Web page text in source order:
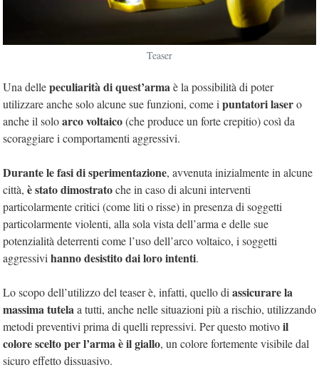
Teaser
Una dellepeculiarità di quest’armaè la possibilità di poter
utilizzare anche solo alcune sue funzioni, come ipuntatori lasero
anche il soloarco voltaico(che produce un forte crepitio) così da
scoraggiare i comportamenti aggressivi.
Durante le fasi di sperimentazione, avvenuta inizialmente in alcune
città, è stato dimostratoche in caso di alcuni interventi
particolarmente critici (come liti o risse) in presenza di soggetti
particolarmente violenti, alla sola vista dell’arma e delle sue
potenzialità deterrenti come l’uso dell’arco voltaico, i soggetti
aggressivihanno desistito dai loro intenti.
Lo scopo dell’utilizzo del teaser è, infatti, quello diassicurare la
massima tutelaa tutti, anche nelle situazioni più a rischio, utilizzando
metodi preventivi prima di quelli repressivi. Per questo motivoil
colore scelto per l’arma è il giallo, un colore fortemente visibile dal
sicuro effetto dissuasivo.